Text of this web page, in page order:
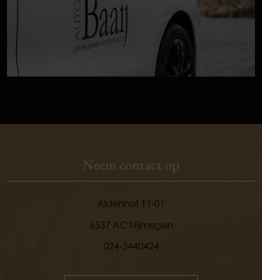
Neem contact op
Aldenhof 11-01
6537 AC Nijmegen
024-3440424